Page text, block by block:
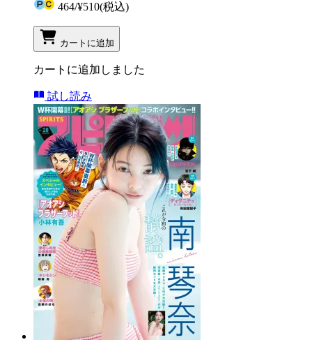
464/¥510(税込)
カートに追加
カートに追加しました
試し読み